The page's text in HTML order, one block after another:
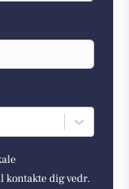
dig vedr.